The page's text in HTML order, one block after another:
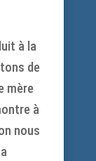
à la
de
mère
à
nous